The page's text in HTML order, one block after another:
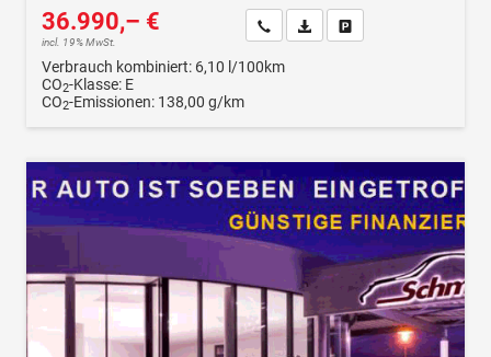
36.990,– €
incl. 19% MwSt.
Wir rufen Sie anFahrzeugexposé (PDF)
Verbrauch kombiniert: 6,10 l/100km
CO2-Klasse: E
CO2-Emissionen: 138,00 g/km